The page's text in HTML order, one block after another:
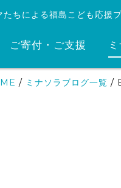
たちによる福島こども応援
ご寄付・ご支援
/ ミナソラブログ一覧 /